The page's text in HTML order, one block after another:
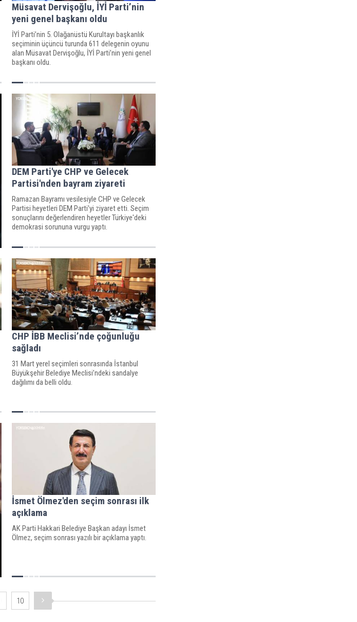
Müsavat Dervişoğlu, İYİ Parti’nin
yeni genel başkanı oldu
İYİ Parti’nin 5. Olağanüstü Kurultayı başkanlık
seçiminin üçüncü turunda 611 delegenin oyunu
alan Müsavat Dervişoğlu, İYİ Parti’nin yeni genel
başkanı oldu.
DEM Parti'ye CHP ve Gelecek
Partisi'nden bayram ziyareti
Ramazan Bayramı vesilesiyle CHP ve Gelecek
Partisi heyetleri DEM Parti'yi ziyaret etti. Seçim
sonuçlarını değerlendiren heyetler Türkiye'deki
demokrasi sorununa vurgu yaptı.
CHP İBB Meclisi’nde çoğunluğu
sağladı
31 Mart yerel seçimleri sonrasında İstanbul
Büyükşehir Belediye Meclisi’ndeki sandalye
dağılımı da belli oldu.
İsmet Ölmez'den seçim sonrası ilk
açıklama
AK Parti Hakkari Belediye Başkan adayı İsmet
Ölmez, seçim sonrası yazılı bir açıklama yaptı.
10